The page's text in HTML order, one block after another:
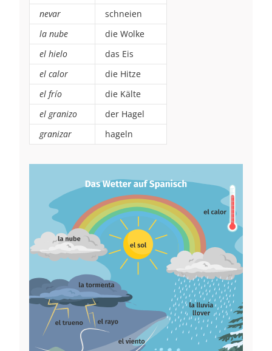
nevar
schneien
la nube
die Wolke
el hielo
das Eis
el calor
die Hitze
el frío
die Kälte
el granizo
der Hagel
granizar
hageln